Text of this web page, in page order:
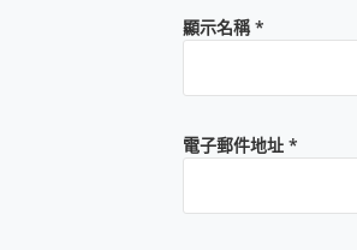
顯示名稱*
電子郵件地址 *